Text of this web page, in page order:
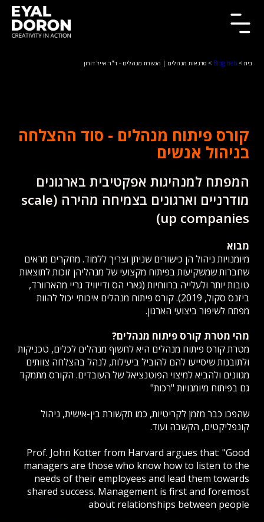
בית >
Blog heb > סדנאות מנהלים | הכשרת מנהלים - ד"ר אייל דורון
קורס פיתוח מנהלים - סוד ההצלחה
בניהול אנשים
המפתח למנהיגות אפקטיבית בארגונים
מודרניים וארגונים בצמיחה מהירה (scale
up companies)
מבוא
מיומנויות ניהול הן כישורים שניתן וצריך ללמוד. מחקרים מראים
שחברות שמשקיעות בפיתוח מקצועי של מנהליהן זוכות לתוצאות
טובות יותר ולעלייה ברווחיות (גארי הס ודייוויד גריי מהארוורד,
ביזנס סקול, 2019). קורס פיתוח מנהלים איכותי יכול להוות
מפתח לשיפור ביצועי הארגון.
מהי מטרת קורס פיתוח מנהלים?
מטרת קורס פיתוח מנהלים היא לחשוף מנהלים לכלים, טכניקות
ולתובנות שיסייעו להם להוביל ביעילות, לנהל בהצלחה צוותים
מגוונים ולהביא למיצוי הפוטנציאל של העובדים. הקורס מתמקד
גם בפיתוח מיומנויות "רכות"
שהפכו כבר מזמן לקריטיות, כמו תקשורת בין-אישית, ניהול
קונפליקטים, הקשבה ועוד.
Prof. John Kotter from Harvard argues that: "Good
managers are those who know how to listen to the
needs of their employees and lead them towards
shared success. Management is first and foremost
about relationships between people